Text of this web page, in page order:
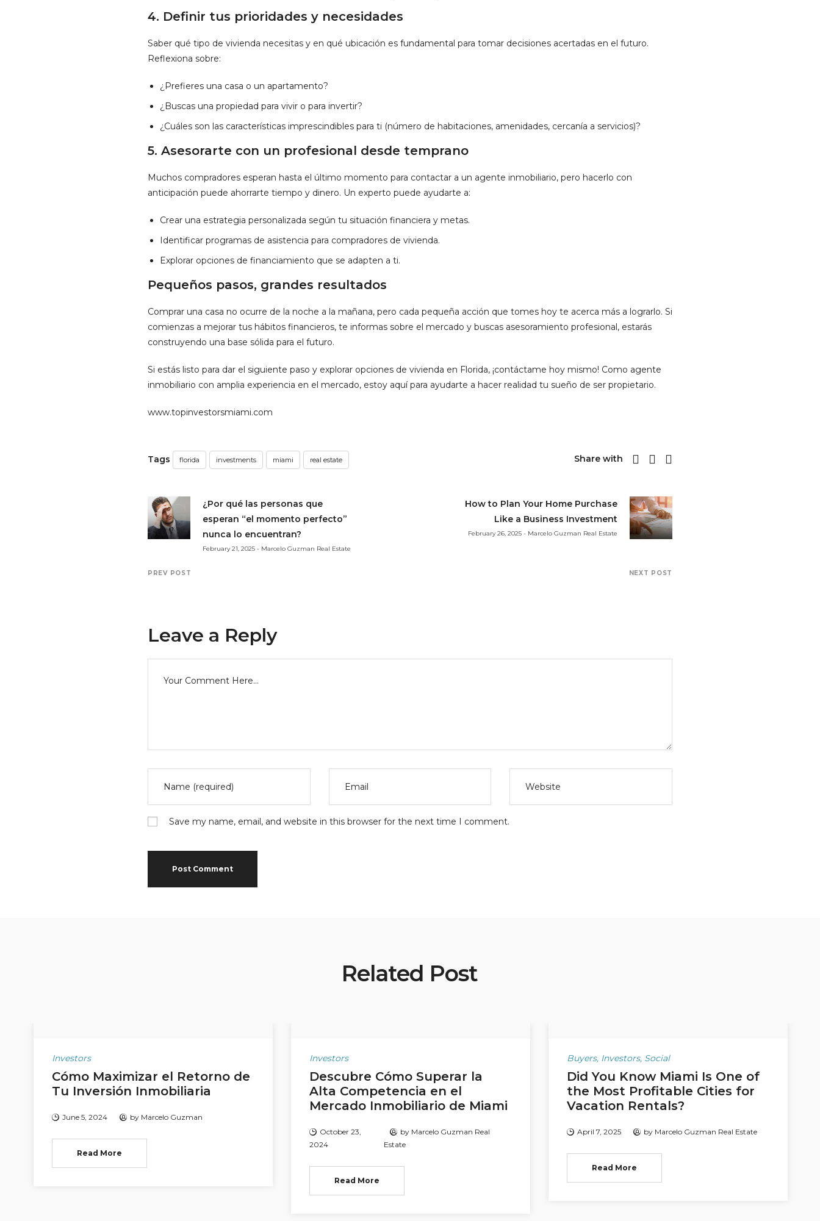
4. Definir tus prioridades y necesidades
Saber qué tipo de vivienda necesitas y en qué ubicación es fundamental para tomar decisiones acertadas en el futuro.
Reflexiona sobre:
¿Prefieres una casa o un apartamento?
¿Buscas una propiedad para vivir o para invertir?
¿Cuáles son las características imprescindibles para ti (número de habitaciones, amenidades, cercanía a servicios)?
5. Asesorarte con un profesional desde temprano
Muchos compradores esperan hasta el último momento para contactar a un agente inmobiliario, pero hacerlo con
anticipación puede ahorrarte tiempo y dinero. Un experto puede ayudarte a:
Crear una estrategia personalizada según tu situación financiera y metas.
Identificar programas de asistencia para compradores de vivienda.
Explorar opciones de financiamiento que se adapten a ti.
Pequeños pasos, grandes resultados
Comprar una casa no ocurre de la noche a la mañana, pero cada pequeña acción que tomes hoy te acerca más a lograrlo. Si
comienzas a mejorar tus hábitos financieros, te informas sobre el mercado y buscas asesoramiento profesional, estarás
construyendo una base sólida para el futuro.
Si estás listo para dar el siguiente paso y explorar opciones de vivienda en Florida, ¡contáctame hoy mismo! Como agente
inmobiliario con amplia experiencia en el mercado, estoy aquí para ayudarte a hacer realidad tu sueño de ser propietario.
www.topinvestorsmiami.com
Tags florida investments miami real estate Share with
PREV POST
¿Por qué las personas que
esperan “el momento perfecto”
nunca lo encuentran?
February 21, 2025 - Marcelo Guzman Real Estate
NEXT POST
How to Plan Your Home Purchase
Like a Business Investment
February 26, 2025 - Marcelo Guzman Real Estate
Leave a Reply
Save my name, email, and website in this browser for the next time I comment.
Related Post
Investors
Cómo Maximizar el Retorno de
Tu Inversión Inmobiliaria
June 5, 2024 by Marcelo Guzman
Read More
Investors
Descubre Cómo Superar la
Alta Competencia en el
Mercado Inmobiliario de Miami
October 23,
2024
by Marcelo Guzman Real
Estate
Read More
Buyers, Investors, Social
Did You Know Miami Is One of
the Most Profitable Cities for
Vacation Rentals?
April 7, 2025 by Marcelo Guzman Real Estate
Read More